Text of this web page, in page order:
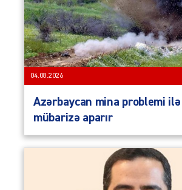
04.08.2026
Azərbaycan mina problemi ilə
mübarizə aparır